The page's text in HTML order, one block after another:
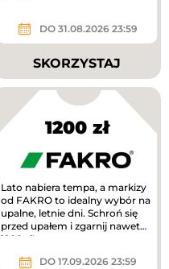
DO 31.08.2026 23:59
SKORZYSTAJ
1200 zł
Lato nabiera tempa, a markizy
od FAKRO to idealny wybór na
upalne, letnie dni. Schroń się
przed upałem i zgarnij nawet
1200 zł!
DO 17.09.2026 23:59